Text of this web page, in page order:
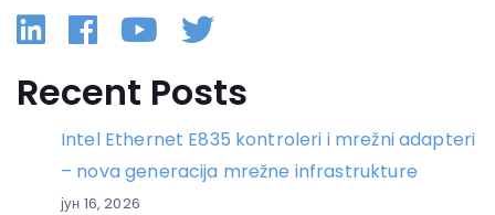
Linkedin
Facebook
YouTube
Twitter
Recent Posts
Intel Ethernet E835 kontroleri i mrežni adapteri
– nova generacija mrežne infrastrukture
јун 16, 2026